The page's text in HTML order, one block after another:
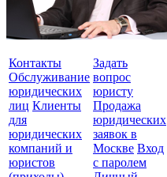
Контакты
Обслуживание
юридических
лиц Клиенты
для
юридических
компаний и
юристов
Задать
вопрос
юристу
Продажа
юридических
заявок в
Москве Вход
с паролем